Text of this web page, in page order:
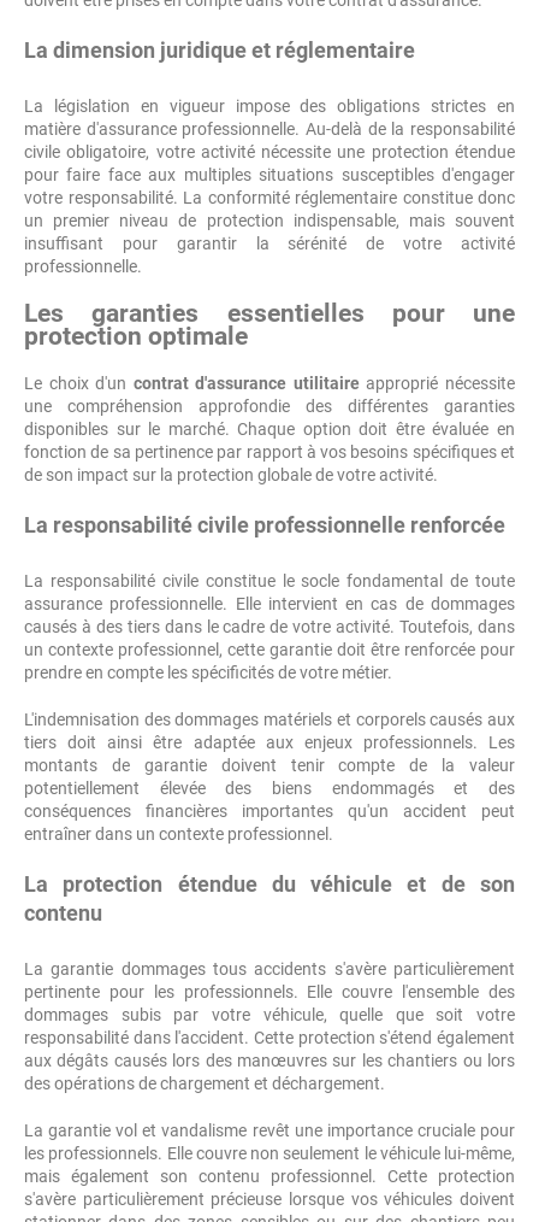
La dimension juridique et réglementaire
La législation en vigueur impose des obligations strictes en
matière d'assurance professionnelle. Au-delà de la responsabilité
civile obligatoire, votre activité nécessite une protection étendue
pour faire face aux multiples situations susceptibles d'engager
votre responsabilité. La conformité réglementaire constitue donc
un premier niveau de protection indispensable, mais souvent
insuffisant pour garantir la sérénité de votre activité
professionnelle.
Les garanties essentielles pour une
protection optimale
Le choix d'un contrat d'assurance utilitaireapproprié nécessite
une compréhension approfondie des différentes garanties
disponibles sur le marché. Chaque option doit être évaluée en
fonction de sa pertinence par rapport à vos besoins spécifiques et
de son impact sur la protection globale de votre activité.
La responsabilité civile professionnelle renforcée
La responsabilité civile constitue le socle fondamental de toute
assurance professionnelle. Elle intervient en cas de dommages
causés à des tiers dans le cadre de votre activité. Toutefois, dans
un contexte professionnel, cette garantie doit être renforcée pour
prendre en compte les spécificités de votre métier.
L'indemnisation des dommages matériels et corporels causés aux
tiers doit ainsi être adaptée aux enjeux professionnels. Les
montants de garantie doivent tenir compte de la valeur
potentiellement élevée des biens endommagés et des
conséquences financières importantes qu'un accident peut
entraîner dans un contexte professionnel.
La protection étendue du véhicule et de son
contenu
La garantie dommages tous accidents s'avère particulièrement
pertinente pour les professionnels. Elle couvre l'ensemble des
dommages subis par votre véhicule, quelle que soit votre
responsabilité dans l'accident. Cette protection s'étend également
aux dégâts causés lors des manœuvres sur les chantiers ou lors
des opérations de chargement et déchargement.
La garantie vol et vandalisme revêt une importance cruciale pour
les professionnels. Elle couvre non seulement le véhicule lui-même,
mais également son contenu professionnel. Cette protection
s'avère particulièrement précieuse lorsque vos véhicules doivent